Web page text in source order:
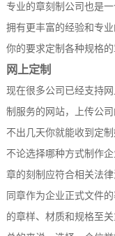
专业的章刻制公司也是
拥有更丰富的经验和专
你的要求定制各种规格的
网上定制
现在很多公司已经支持
制服务的网站，上传公
不出几天你就能收到定制
不论选择哪种方式制作
章的刻制应符合相关法
同章作为企业正式文件
的章样、材质和规格至关